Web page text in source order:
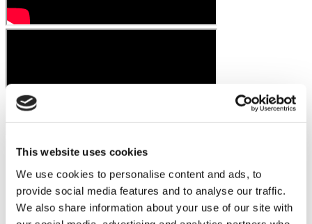
This website uses cookies
We use cookies to personalise content and ads, to
provide social media features and to analyse our traffic.
We also share information about your use of our site with